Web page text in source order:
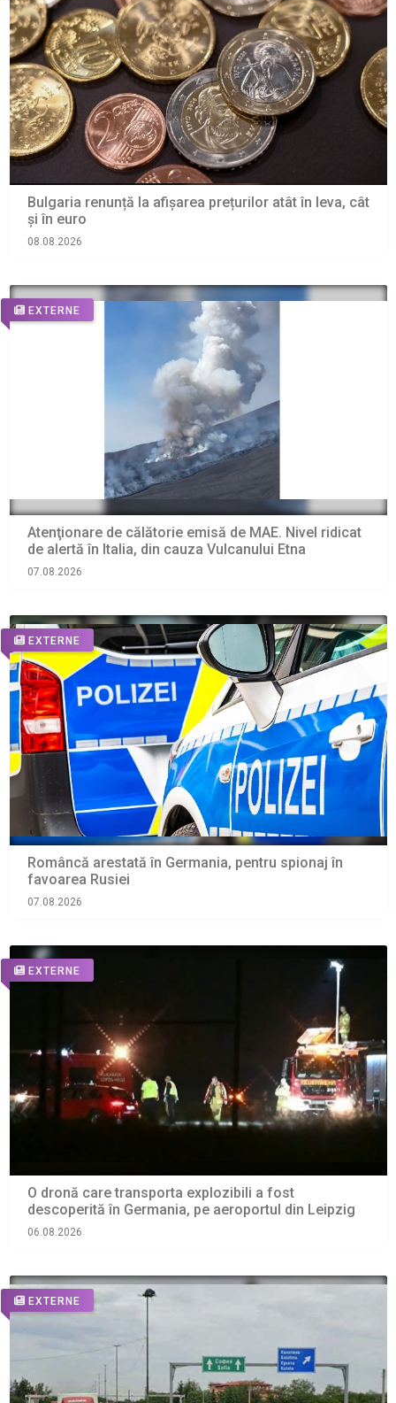
Bulgaria renunță la afișarea prețurilor atât în leva, cât
și în euro
08.08.2026
EXTERNE
Atenţionare de călătorie emisă de MAE. Nivel ridicat
de alertă în Italia, din cauza Vulcanului Etna
07.08.2026
EXTERNE
Româncă arestată în Germania, pentru spionaj în
favoarea Rusiei
07.08.2026
EXTERNE
O dronă care transporta explozibili a fost
descoperită în Germania, pe aeroportul din Leipzig
06.08.2026
EXTERNE